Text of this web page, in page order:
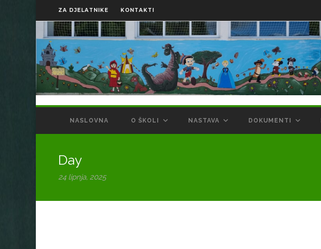
ZA DJELATNIKE KONTAKTI
NASLOVNA O ŠKOLI NASTAVA DOKUMENTI
Day
24 lipnja, 2025